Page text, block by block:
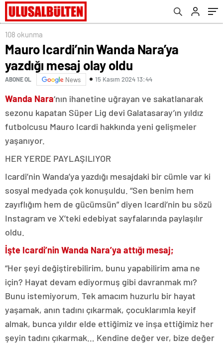
108 okunma
Mauro Icardi’nin Wanda Nara’ya
yazdığı mesaj olay oldu
ABONE OL News 15 Kasım 2024 13:44
Wanda Nara‘nın ihanetine uğrayan ve sakatlanarak
sezonu kapatan Süper Lig devi Galatasaray’ın yıldız
futbolcusu Mauro Icardi hakkında yeni gelişmeler
yaşanıyor.
HER YERDE PAYLAŞILIYOR
Icardi’nin Wanda’ya yazdığı mesajdaki bir cümle var ki
sosyal medyada çok konuşuldu. “Sen benim hem
zayıflığım hem de gücümsün” diyen Icardi’nin bu sözü
Instagram ve X’teki edebiyat sayfalarında paylaşılır
oldu.
İşte Icardi’nin Wanda Nara’ya attığı mesaj;
“Her şeyi değiştirebilirim, bunu yapabilirim ama ne
için? Hayat devam ediyormuş gibi davranmak mı?
Bunu istemiyorum. Tek amacım huzurlu bir hayat
yaşamak, anın tadını çıkarmak, çocuklarımla keyif
almak, bunca yıldır elde ettiğimiz ve inşa ettiğimiz her
şeyin tadını çıkarmak… Kendine değer ver, bize değer